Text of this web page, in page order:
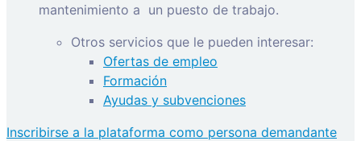
mantenimiento a un puesto de trabajo.
Otros servicios que le pueden interesar:
Ofertas de empleo
Formación
Ayudas y subvenciones
Inscribirse a la plataforma como persona demandante